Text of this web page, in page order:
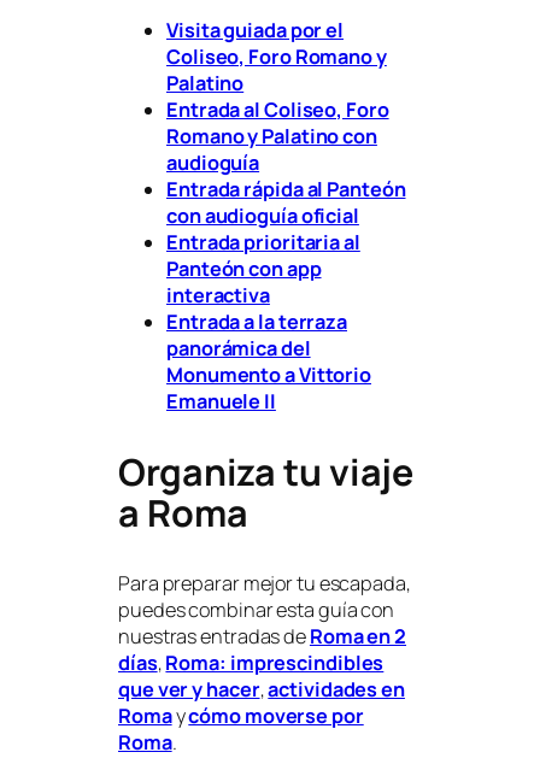
Visita guiada por el
Coliseo, Foro Romano y
Palatino
Entrada al Coliseo, Foro
Romano y Palatino con
audioguía
Entrada rápida al Panteón
con audioguía oficial
Entrada prioritaria al
Panteón con app
interactiva
Entrada a la terraza
panorámica del
Monumento a Vittorio
Emanuele II
Organiza tu viaje
a Roma
Para preparar mejor tu escapada,
puedes combinar esta guía con
nuestras entradas deRoma en 2
días,Roma: imprescindibles
que ver y hacer,actividades en
Romaycómo moverse por
Roma.